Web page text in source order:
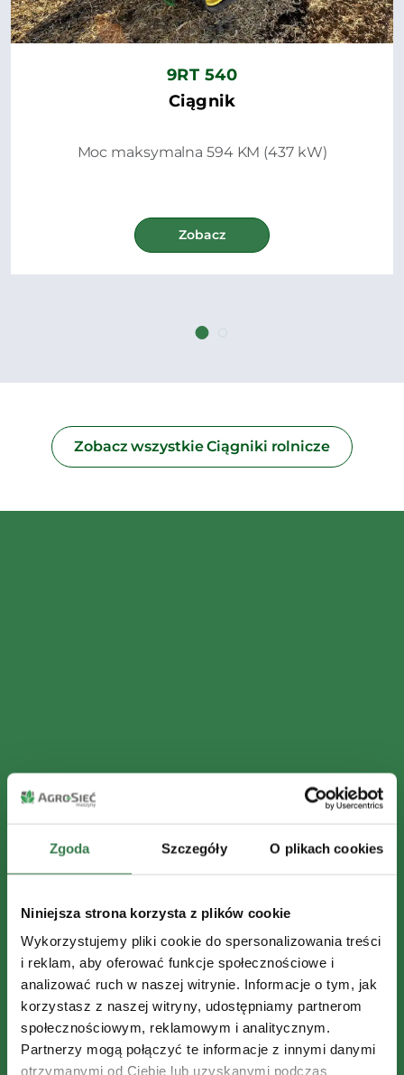
Zgoda Szczegóły O plikach cookies
Niniejsza strona korzysta z plików cookie
Wykorzystujemy pliki cookie do spersonalizowania treści
i reklam, aby oferować funkcje społecznościowe i
analizować ruch w naszej witrynie. Informacje o tym, jak
korzystasz z naszej witryny, udostępniamy partnerom
społecznościowym, reklamowym i analitycznym.
Partnerzy mogą połączyć te informacje z innymi danymi
otrzymanymi od Ciebie lub uzyskanymi podczas
9RT 540
Ciągnik
Moc maksymalna 594 KM (437 kW)
Zobacz
Zobacz wszystkie Ciągniki rolnicze